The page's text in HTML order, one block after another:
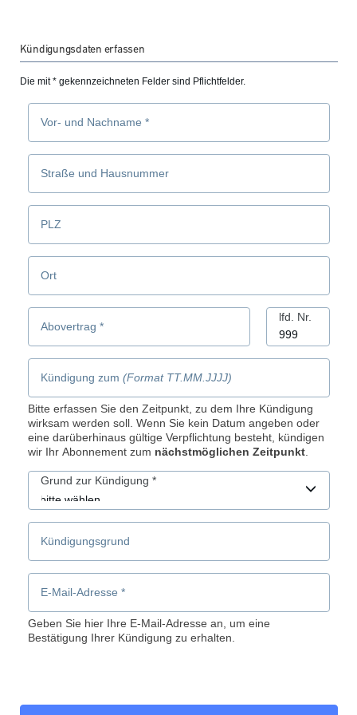
Abo-
Service
Kündigungsdaten erfassen
Die mit * gekennzeichneten Felder sind Pflichtfelder.
Vor- und Nachname *
Straße und Hausnummer
PLZ
Ort
Abovertrag *
lfd. Nr.
Kündigung zum (Format TT.MM.JJJJ)
Bitte erfassen Sie den Zeitpunkt, zu dem Ihre Kündigung
wirksam werden soll. Wenn Sie kein Datum angeben oder
eine darüberhinaus gültige Verpflichtung besteht, kündigen
wir Ihr Abonnement zum nächstmöglichen Zeitpunkt.
Grund zur Kündigung *
Kündigungsgrund
E-Mail-Adresse *
Geben Sie hier Ihre E-Mail-Adresse an, um eine
Bestätigung Ihrer Kündigung zu erhalten.